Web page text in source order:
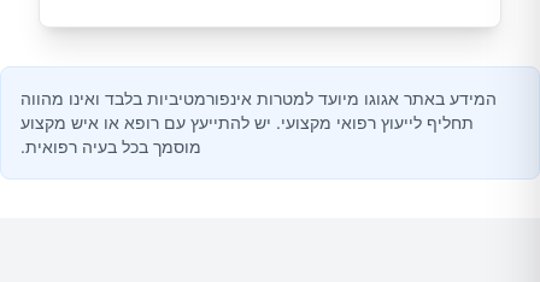
המידע באתר אגוגו מיועד למטרות אינפורמטיביות בלבד ואינו מהווה
תחליף לייעוץ רפואי מקצועי. יש להתייעץ עם רופא או איש מקצוע
מוסמך בכל בעיה רפואית.